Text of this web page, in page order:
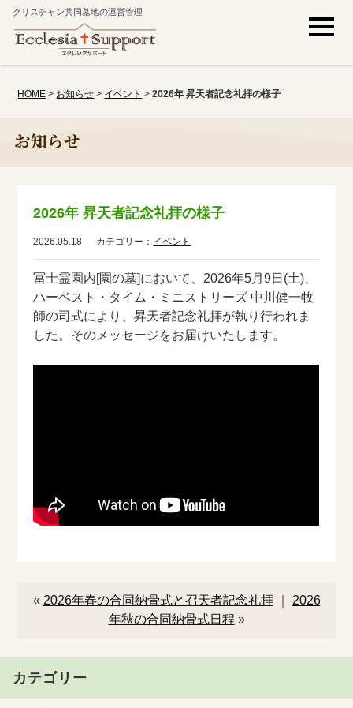
クリスチャン共同墓地の運営管理
HOME > お知らせ > イベント >2026年 昇天者記念礼拝の様子
お知らせ
2026年 昇天者記念礼拝の様子
2026.05.18 カテゴリー： イベント
冨士霊園内[園の墓]において、2026年5月9日(土)、
ハーベスト・タイム・ミニストリーズ 中川健一牧
師の司式により、昇天者記念礼拝が執り行われま
した。そのメッセージをお届けいたします。
« 2026年春の合同納骨式と召天者記念礼拝｜ 2026
年秋の合同納骨式日程 »
カテゴリー